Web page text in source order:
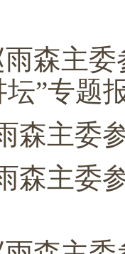
森主
”专题
森主委
森主委